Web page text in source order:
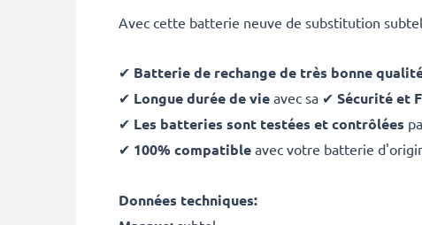
Avec cette batterie neuve de substitution
✔ Batterie de rechange de très bonne
✔ Longue durée de vie avec sa ✔ Sécurité et
✔ Les batteries sont testées et contrôlées
✔ 100% compatible avec votre batterie
Données techniques: